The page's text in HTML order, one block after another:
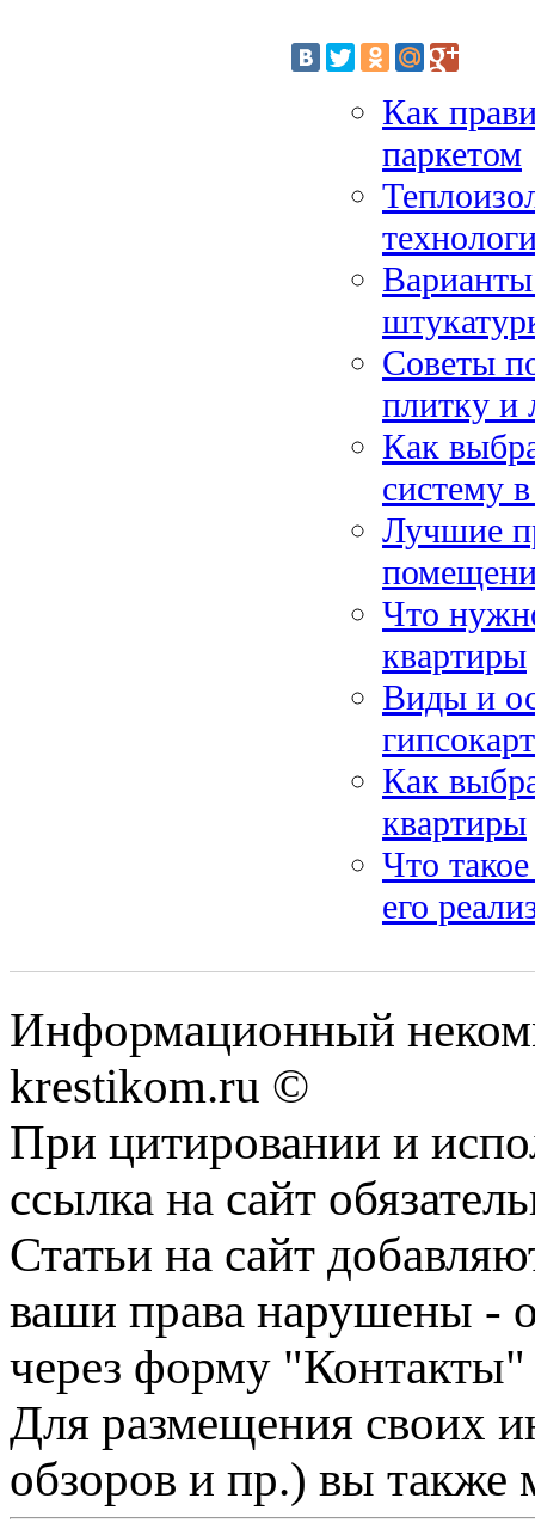
Как
паркетом
Советы
плитку и
Как
систему
Лучшие
Что
квартиры
Виды и
Как
квартиры
Что
его
Информационный
krestikom.ru ©
При цитировании и
ссылка на сайт
Статьи на сайт
ваши права нарушены -
через форму "Контакты"
Для размещения своих
обзоров и пр.) вы также